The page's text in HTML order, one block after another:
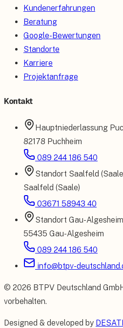
Kundenerfahrungen
Beratung
Google-Bewertungen
Standorte
Karriere
Projektanfrage
Kontakt
Hauptniederlassung
82178 Puchheim
089 244 186 540
Standort Saalfeld
Saalfeld (Saale)
03671 58943 40
Standort Gau-Algesheim
55435 Gau-Algesheim
089 244 186 540
info@btpv-
© 2026 BTPV Deutschland
vorbehalten.
Designed & developed by